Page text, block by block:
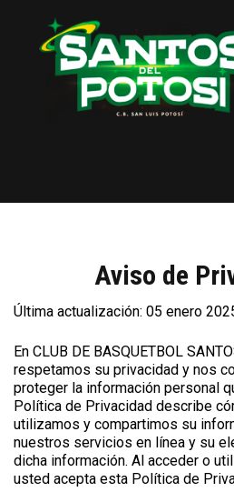
Aviso de
Última actualización: 05 enero
En CLUB DE BASQUETBOL
respetamos su privacidad y nos
proteger la información personal
Política de Privacidad describe
utilizamos y compartimos su
nuestros servicios en línea y su
dicha información. Al acceder o
usted acepta esta Política de